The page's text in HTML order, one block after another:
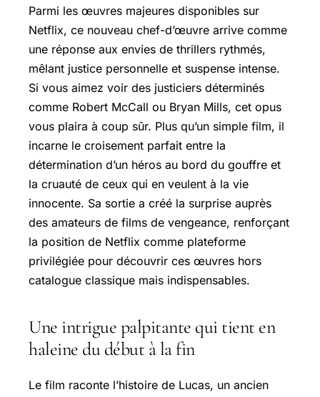
Parmi les œuvres majeures disponibles sur
Netflix, ce nouveau chef-d’œuvre arrive comme
une réponse aux envies de thrillers rythmés,
mêlant justice personnelle et suspense intense.
Si vous aimez voir des justiciers déterminés
comme Robert McCall ou Bryan Mills, cet opus
vous plaira à coup sûr. Plus qu’un simple film, il
incarne le croisement parfait entre la
détermination d’un héros au bord du gouffre et
la cruauté de ceux qui en veulent à la vie
innocente. Sa sortie a créé la surprise auprès
des amateurs de films de vengeance, renforçant
la position de Netflix comme plateforme
privilégiée pour découvrir ces œuvres hors
catalogue classique mais indispensables.
Une intrigue palpitante qui tient en
haleine du début à la fin
Le film raconte l’histoire de Lucas, un ancien